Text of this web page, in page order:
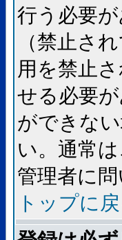
行う必要
（禁止さ
用を禁止
せる必要
ができな
い。通常
管理者に
トップに